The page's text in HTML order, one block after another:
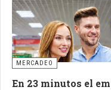
orientada a ampliar
profesional en
de cobertura.
MERCADEO
En 23 minutos el